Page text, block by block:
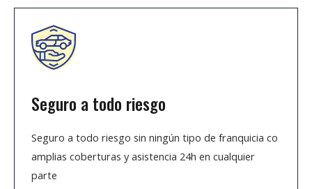
Seguro a todo riesgo
Seguro a todo riesgo sin ningún tipo de franquicia co
amplias coberturas y asistencia 24h en cualquier
parte